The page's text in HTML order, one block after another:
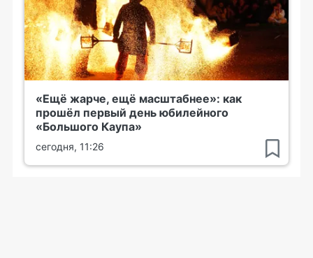
«Ещё жарче, ещё масштабнее»: как
прошёл первый день юбилейного
«Большого Каупа»
сегодня, 11:26